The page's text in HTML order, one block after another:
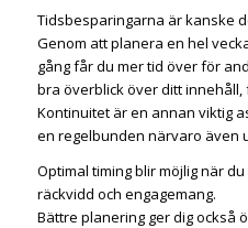
Tidsbesparingarna är kanske
Genom att planera en hel
gång får du mer tid över för
bra överblick över ditt innehåll,
Kontinuitet är en annan viktig
en regelbunden närvaro även
Optimal timing blir möjlig när
räckvidd och engagemang.
Bättre planering ger dig också